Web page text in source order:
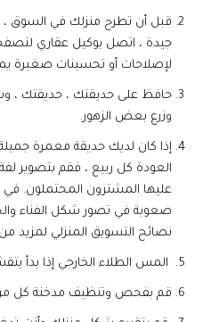
قبل أن تطرح منزلك في السوق ،
جيدة ، اتصل بوكيل عقاري
لإصلاحات أو تحسينات صغيرة
حافظ على حديقتك ، حديقتك
وزرع بعض الزهور.
إذا كان لديك حديقة معمرة
العودة كل ربيع ، فقم بتصوير
عليها المشترون المحتملون.
صعوبة في تصور شكل الفناء
نصائح التسويق المنزلي لمزيد من
المس الطلاء الخارجي إذا بدأ
قم بفحص وتنظيف مدخنة كل من